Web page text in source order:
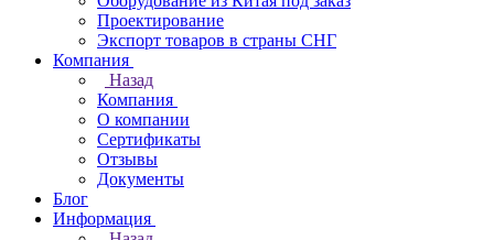
Проектирование
Экспорт товаров в страны СНГ
Компания
Назад
Компания
О компании
Сертификаты
Отзывы
Документы
Блог
Информация